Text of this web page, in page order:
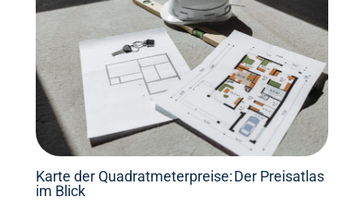
Karte der Quadratmeterpreise: Der Preisatlas
im Blick